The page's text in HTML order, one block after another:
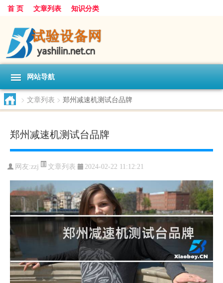
首 页 文章列表 知识分类
网站导航
> 文章列表 > 郑州减速机测试台品牌
郑州减速机测试台品牌
网友:zzj 文章列表 2024-02-22 11:12:21